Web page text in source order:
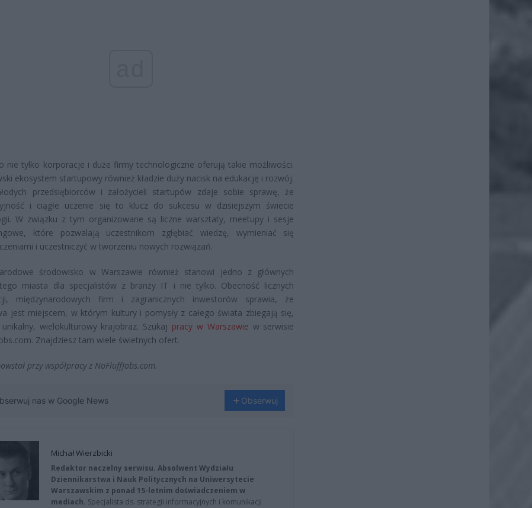
nie tylko korporacje i duże firmy technologiczne oferują takie możliwości.
ekosystem startupowy również kładzie duży nacisk na edukację i rozwój.
przedsiębiorców i założycieli startupów zdaje sobie sprawę, że
i ciągłe uczenie się to klucz do sukcesu w dzisiejszym świecie
W związku z tym organizowane są liczne warsztaty, meetupy i sesje
które pozwalają uczestnikom zgłębiać wiedzę, wymieniać się
i uczestniczyć w tworzeniu nowych rozwiązań.
środowisko w Warszawie również stanowi jedno z głównych
miasta dla specjalistów z branży IT i nie tylko. Obecność licznych
międzynarodowych firm i zagranicznych inwestorów sprawia, że
jest miejscem, w którym kultury i pomysły z całego świata zbiegają się,
wielokulturowy krajobraz. Szukaj pracy w Warszawie w serwisie
Znajdziesz tam wiele świetnych ofert.
przy współpracy z NoFluffJobs.com.
nas w Google News Obserwuj
Michał Wierzbicki
Redaktor naczelny serwisu. Absolwent Wydziału
Dziennikarstwa i Nauk Politycznych na Uniwersytecie
Warszawskim z ponad 15-letnim doświadczeniem w
mediach. Specjalista ds. strategii informacyjnych i komunikacji